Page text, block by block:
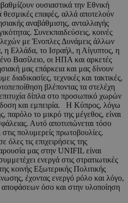
ουσιαστικά την Εθνική
επαφές, αλλά αποτελούν
αναβάθμισης, ανταλλαγής
Συνεκπαιδεύσεις, κοινές
με Ένοπλες Δυνάμεις άλλων
η Ελλάδα, το Ισραήλ, η Αίγυπτος, η
Βασίλειο, οι ΗΠΑ και αρκετές
μας επάρκεια και μας δίνουν
διαδικασίες, τεχνικές και τακτικές,
βλέποντας τα στελέχη
δίπλα στο προσωπικό χωρών
και εμπειρία. Η Κύπρος, λόγω
παρόλο το μικρό της μέγεθος, είναι
Αυτό αποτυπώνεται τόσο
πολυμερείς πρωτοβουλίες.
τις επιχειρήσεις της
μας στην UNIFIL είναι
ενεργά στις στρατιωτικές
κοινής Εξωτερικής Πολιτικής
έχοντας ενεργό ρόλο και λόγο,
όσο και στην υλοποίηση